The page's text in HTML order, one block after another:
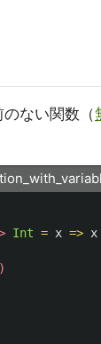
ない関数（
Int = x => x